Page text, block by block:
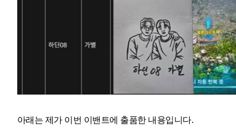
아래는 제가 이번 이밴트에 출품한 내용입니다.